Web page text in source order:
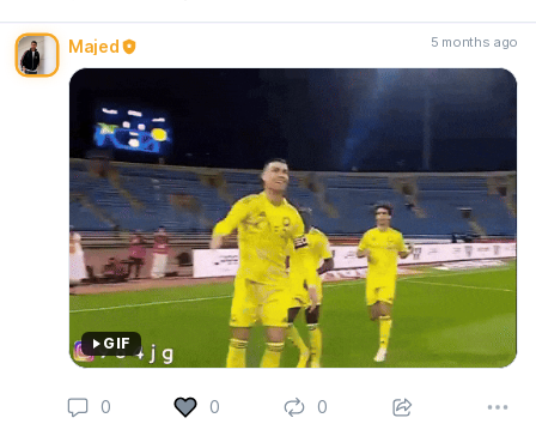
Majed 5 months ago
GIF
0 0 0